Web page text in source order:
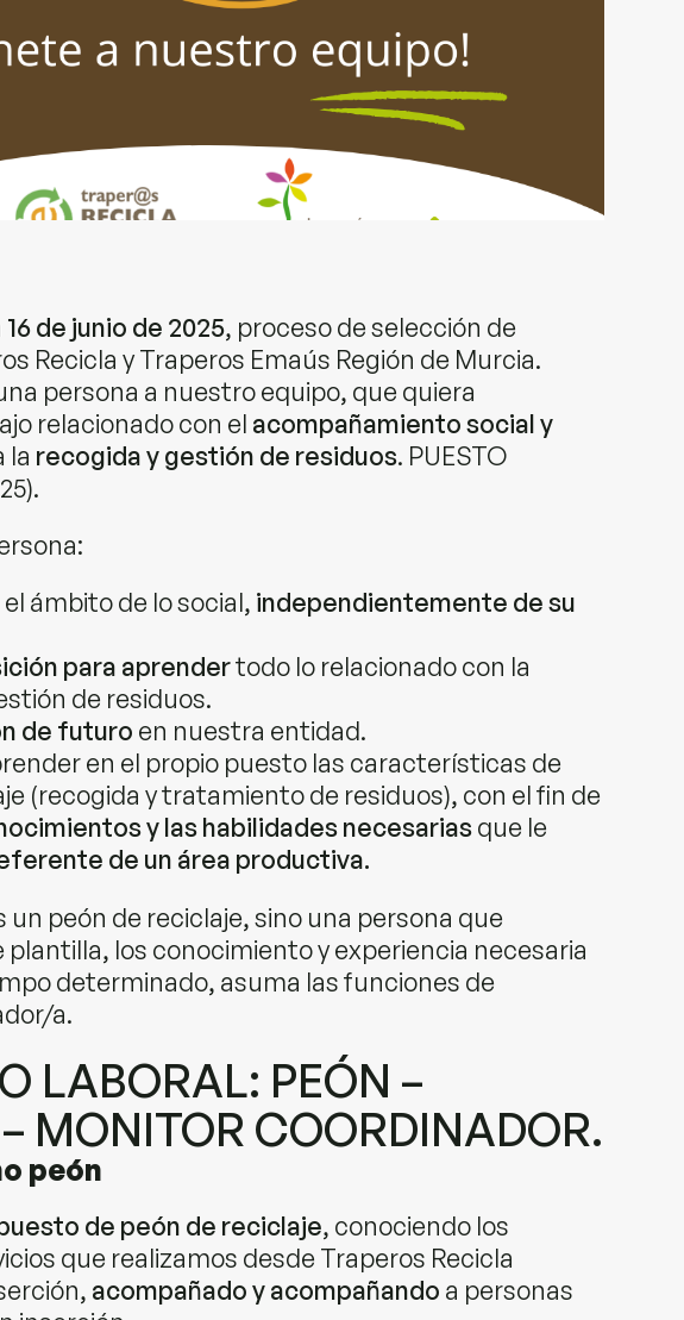
16 de junio de 2025, proceso de selección de
Recicla y Traperos Emaús Región de Murcia.
persona a nuestro equipo, que quiera
relacionado con el acompañamiento social y
la recogida y gestión de residuos. PUESTO
el ámbito de lo social, independientemente de su
para aprendertodo lo relacionado con la
de residuos.
de futuro en nuestra entidad.
en el propio puesto las características de
(recogida y tratamiento de residuos), con el fin de
y las habilidades necesariasque le
de un área productiva.
un peón de reciclaje, sino una persona que
los conocimiento y experiencia necesaria
determinado, asuma las funciones de
a.
LABORAL: PEÓN –
MONITOR COORDINADOR.
peón
de peón de reciclaje, conociendo los
que realizamos desde Traperos Recicla
acompañado y acompañando a personas